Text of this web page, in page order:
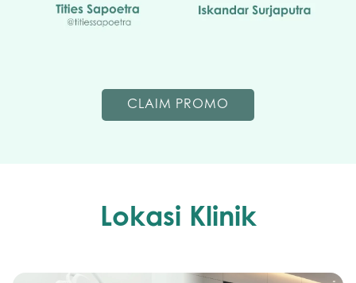
CLAIM PROMO
Lokasi Klinik